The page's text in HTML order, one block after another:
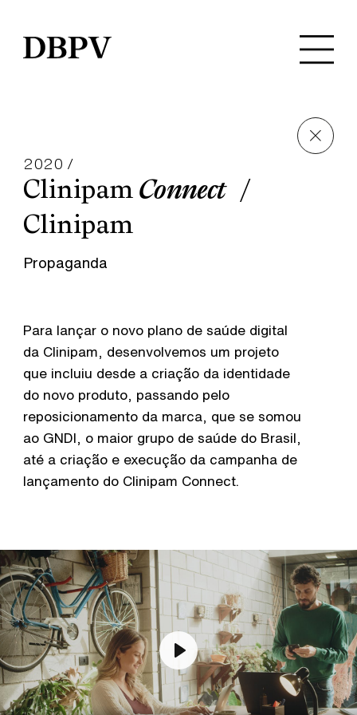
QUEM SOMOS
CONTEÚDO
CARREIRAS
CONTATO
2020 /
Clinipam Connect
Clinipam
Propaganda
Para lançar o novo plano de saúde digital
da Clinipam, desenvolvemos um projeto
que incluiu desde a criação da identidade
do novo produto, passando pelo
reposicionamento da marca, que se somou
ao GNDI, o maior grupo de saúde do Brasil,
até a criação e execução da campanha de
lançamento do Clinipam Connect.
Play